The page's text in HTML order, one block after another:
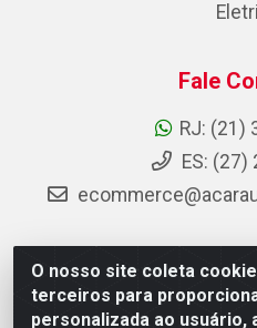
O nosso site coleta
terceiros para
personalizada ao usuário,
Fale
RJ: (21)
ES:
AC Araujo Distribuidora -
São Cristóvão, Rio de